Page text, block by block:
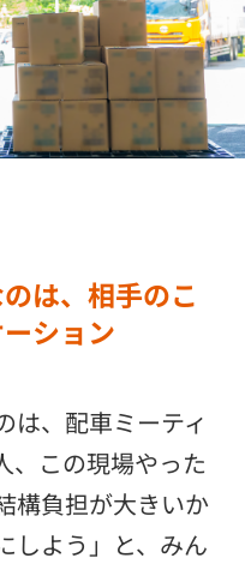
は、相手のこ
ション
は、配車ミーティ
、この現場やった
構負担が大きいか
しよう」と、みん